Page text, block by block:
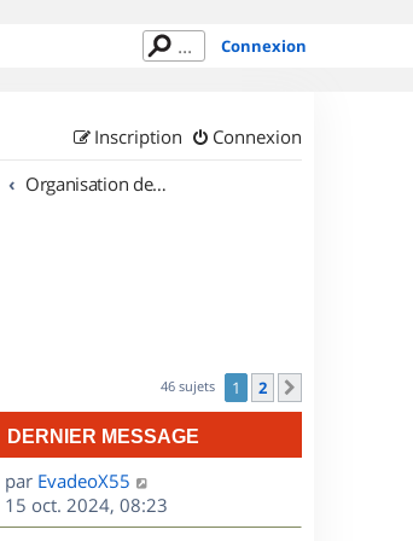
Connexion
Connexion
Inscription
Organisation de sorties en région Auvergne
46 sujets 1 2
DERNIER MESSAGE
D
e
r
par EvadeoX55
15 oct. 2024, 08:23